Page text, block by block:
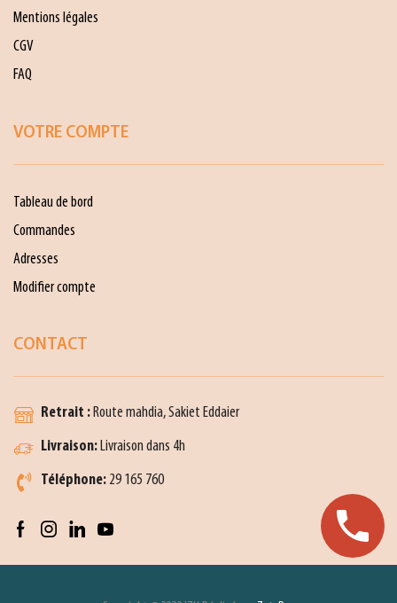
Mentions légales
CGV
FAQ
VOTRE COMPTE
Tableau de bord
Commandes
Adresses
Modifier compte
CONTACT
Retrait :Route mahdia, Sakiet Eddaier
Livraison:Livraison dans 4h
Téléphone: 29 165 760